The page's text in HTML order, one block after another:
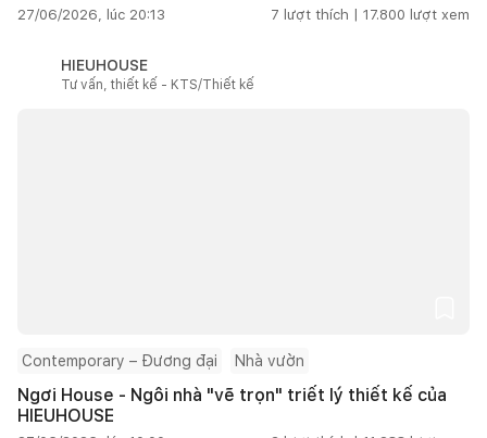
27/06/2026, lúc 20:13 7 lượt thích | 17.800 lượt xem
HIEUHOUSE
Tư vấn, thiết kế - KTS/Thiết kế
Contemporary – Đương đại Nhà vườn
Ngơi House - Ngôi nhà "vẽ trọn" triết lý thiết kế của
HIEUHOUSE